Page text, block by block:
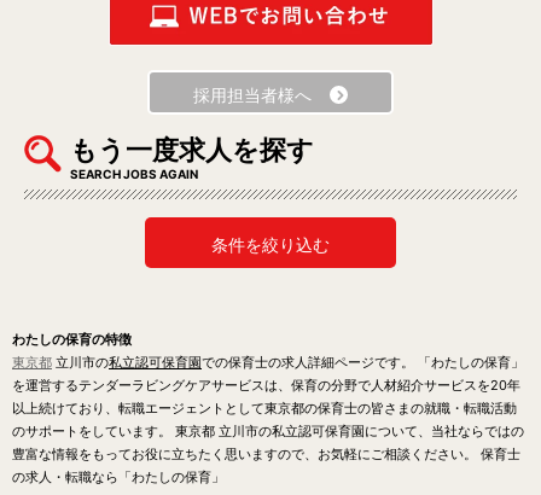
採用担当者様へ
もう一度求人を探す
SEARCH JOBS AGAIN
条件を絞り込む
わたしの保育の特徴
東京都 立川市の私立認可保育園での保育士の求人詳細ページです。 「わたしの保育」
を運営するテンダーラビングケアサービスは、保育の分野で人材紹介サービスを20年
以上続けており、転職エージェントとして東京都の保育士の皆さまの就職・転職活動
のサポートをしています。 東京都 立川市の私立認可保育園について、当社ならではの
豊富な情報をもってお役に立ちたく思いますので、お気軽にご相談ください。 保育士
の求人・転職なら「わたしの保育」